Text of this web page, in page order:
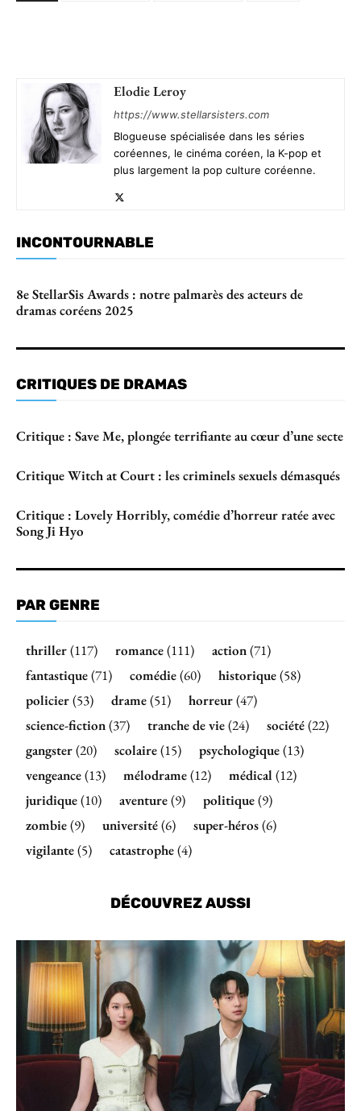
Elodie Leroy
https://www.stellarsisters.com
Blogueuse spécialisée dans les séries
coréennes, le cinéma coréen, la K-pop et
plus largement la pop culture coréenne.
INCONTOURNABLE
8e StellarSis Awards : notre palmarès des acteurs de
dramas coréens 2025
CRITIQUES DE DRAMAS
Critique : Save Me, plongée terrifiante au cœur d’une secte
Critique Witch at Court : les criminels sexuels démasqués
Critique : Lovely Horribly, comédie d’horreur ratée avec
Song Ji Hyo
PAR GENRE
thriller(117) romance(111) action(71)
fantastique(71) comédie(60) historique(58)
policier(53) drame(51) horreur(47)
science-fiction(37) tranche de vie(24) société(22)
gangster(20) scolaire(15) psychologique(13)
vengeance(13) mélodrame(12) médical(12)
juridique(10) aventure(9) politique(9)
zombie(9) université(6) super-héros(6)
vigilante(5) catastrophe(4)
DÉCOUVREZ AUSSI